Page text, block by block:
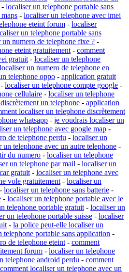
- localiser un telephone portable sans
- localiser un telephone avec imei
eteint forum - localiser
un telephone portable sans
numero de telephone fixe ? -
eteint gratuitement - comment
gratuit - localiser un telephone
localiser un numero de telephone en
telephone oppo - application gratuit
- localiser un telephone compte google -
cellulaire - localiser un telephone
un telephone - application
localiser un telephone discrètement
whatsapp - je voudrais localiser un
un telephone avec google map -
de telephone perdu - localiser un
un telephone avec un autre telephone -
du numero - localiser un telephone
un telephone par mail - localiser un
gratuit - localiser un telephone avec
vole gratuitement - localiser un
- localiser un telephone sans batterie -
- localiser un telephone portable avec le
telephone portable gratuit - localiser un
un telephone portable suisse - localiser
- la police peut-elle localiser un
telephone portable sans application -
de telephone eteint - comment
forum - localiser un telephone
telephone android perdu - comment
comment localiser un telephone avec un